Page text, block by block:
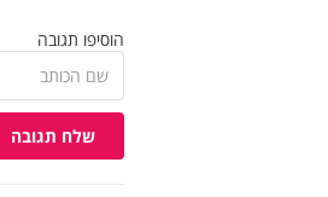
הוסיפו תגובה
שלח תגובה